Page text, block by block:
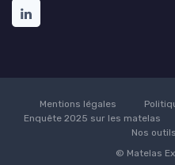
Mentions légales
Enquête 2025 sur les matelas
Nos
© Matelas